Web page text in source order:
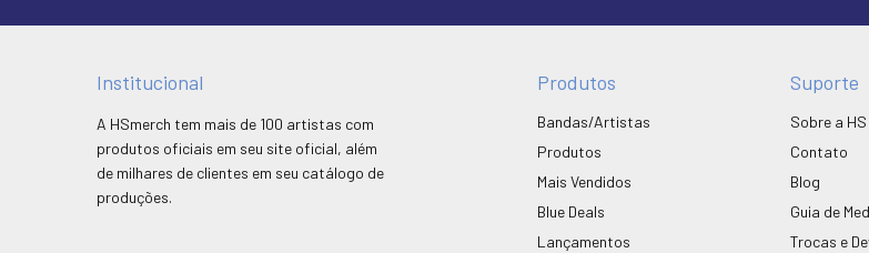
Institucional
A HSmerch tem mais de 100 artistas com
produtos oficiais em seu site oficial, além
de milhares de clientes em seu catálogo de
produções.
Produtos
Bandas/Artistas
Produtos
Mais Vendidos
Blue Deals
Lançamentos
Suporte
Sobre a HS
Contato
Blog
Guia de
Trocas e